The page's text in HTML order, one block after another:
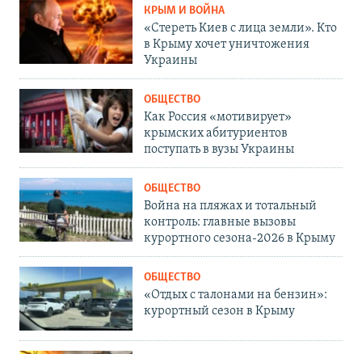
КРЫМ И ВОЙНА
«Стереть Киев с лица земли». Кто
в Крыму хочет уничтожения
Украины
ОБЩЕСТВО
Как Россия «мотивирует»
крымских абитуриентов
поступать в вузы Украины
ОБЩЕСТВО
Война на пляжах и тотальный
контроль: главные вызовы
курортного сезона-2026 в Крыму
ОБЩЕСТВО
«Отдых с талонами на бензин»:
курортный сезон в Крыму